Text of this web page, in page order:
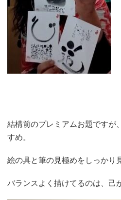
結構前のプレミアムお題ですが
すめ。
絵の具と筆の見極めをしっかり
バランスよく描けてるのは、己